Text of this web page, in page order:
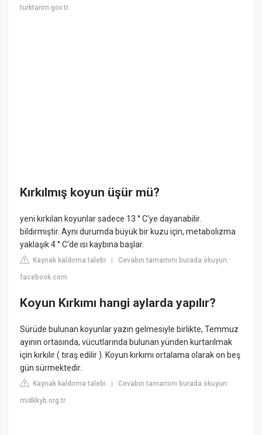
turktarim.gov.tr
Kırkılmış koyun üşür mü?
yeni kırkılan koyunlar sadece 13 ° C'ye dayanabilir.
bildirmiştir. Aynı durumda büyük bir kuzu için, metabolizma
yaklaşık 4 ° C'de ısı kaybına başlar.
Kaynak kaldırma talebi |Cevabın tamamını burada okuyun:
facebook.com
Koyun Kırkımı hangi aylarda yapılır?
Sürüde bulunan koyunlar yazın gelmesiyle birlikte, Temmuz
ayının ortasında, vücutlarında bulunan yünden kurtarılmak
için kırkılır ( tıraş edilir ). Koyun kırkımı ortalama olarak on beş
gün sürmektedir.
Kaynak kaldırma talebi |Cevabın tamamını burada okuyun:
midkkyb.org.tr